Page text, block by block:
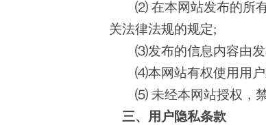
⑵ 在本网站发布的所有
关法律法规的规定;
⑶发布的信息内容由发布
⑷本网站有权使用用户通
⑸ 未经本网站授权，禁
三、用户隐私条款